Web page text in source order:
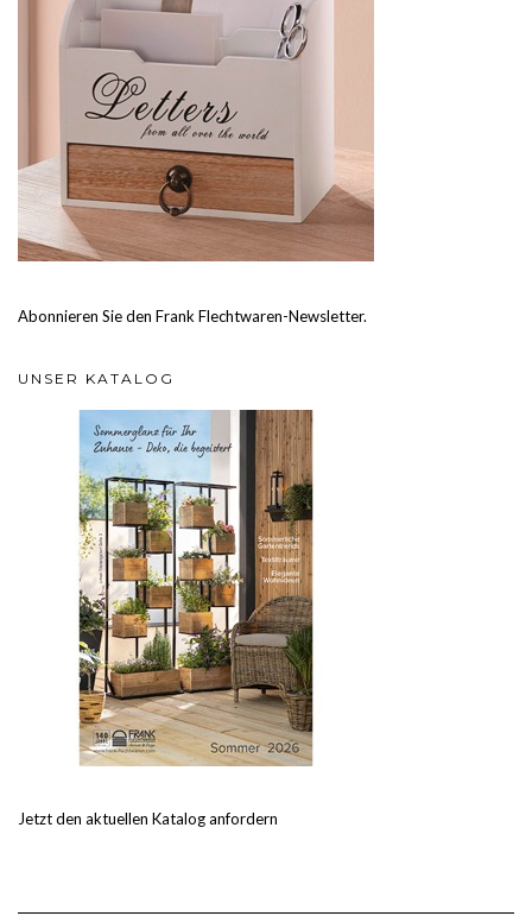
Abonnieren Sie den Frank Flechtwaren-Newsletter.
UNSER KATALOG
Jetzt den aktuellen Katalog anfordern